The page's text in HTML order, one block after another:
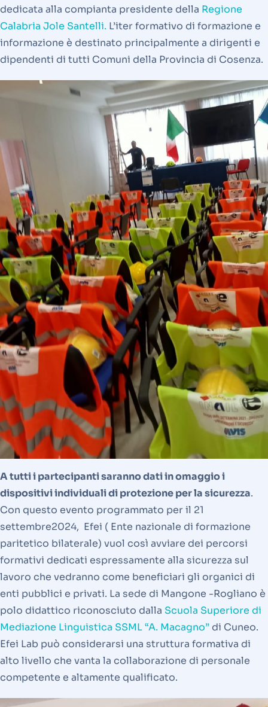
dedicata alla compianta presidente della Regione
Calabria Jole Santelli. L’iter formativo di formazione e
informazione è destinato principalmente a dirigenti e
dipendenti di tutti Comuni della Provincia di Cosenza.
A tutti i partecipanti saranno dati in omaggio i
dispositivi individuali di protezione per la sicurezza.
Con questo evento programmato per il 21
settembre2024, Efei ( Ente nazionale di formazione
paritetico bilaterale) vuol così avviare dei percorsi
formativi dedicati espressamente alla sicurezza sul
lavoro che vedranno come beneficiari gli organici di
enti pubblici e privati. La sede di Mangone -Rogliano è
polo didattico riconosciuto dalla Scuola Superiore di
Mediazione Linguistica SSML “A. Macagno”di Cuneo.
Efei Lab può considerarsi una struttura formativa di
alto livello che vanta la collaborazione di personale
competente e altamente qualificato.